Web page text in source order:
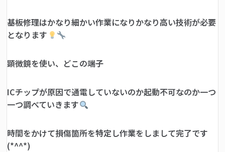
基板修理はかなり細かい作業になりかなり高い技術が必要
となります
顕微鏡を使い、どこの端子
ICチップが原因で通電していないのか起動不可なのか一つ
一つ調べていきます
時間をかけて損傷箇所を特定し作業をしまして完了です
(*^^*)